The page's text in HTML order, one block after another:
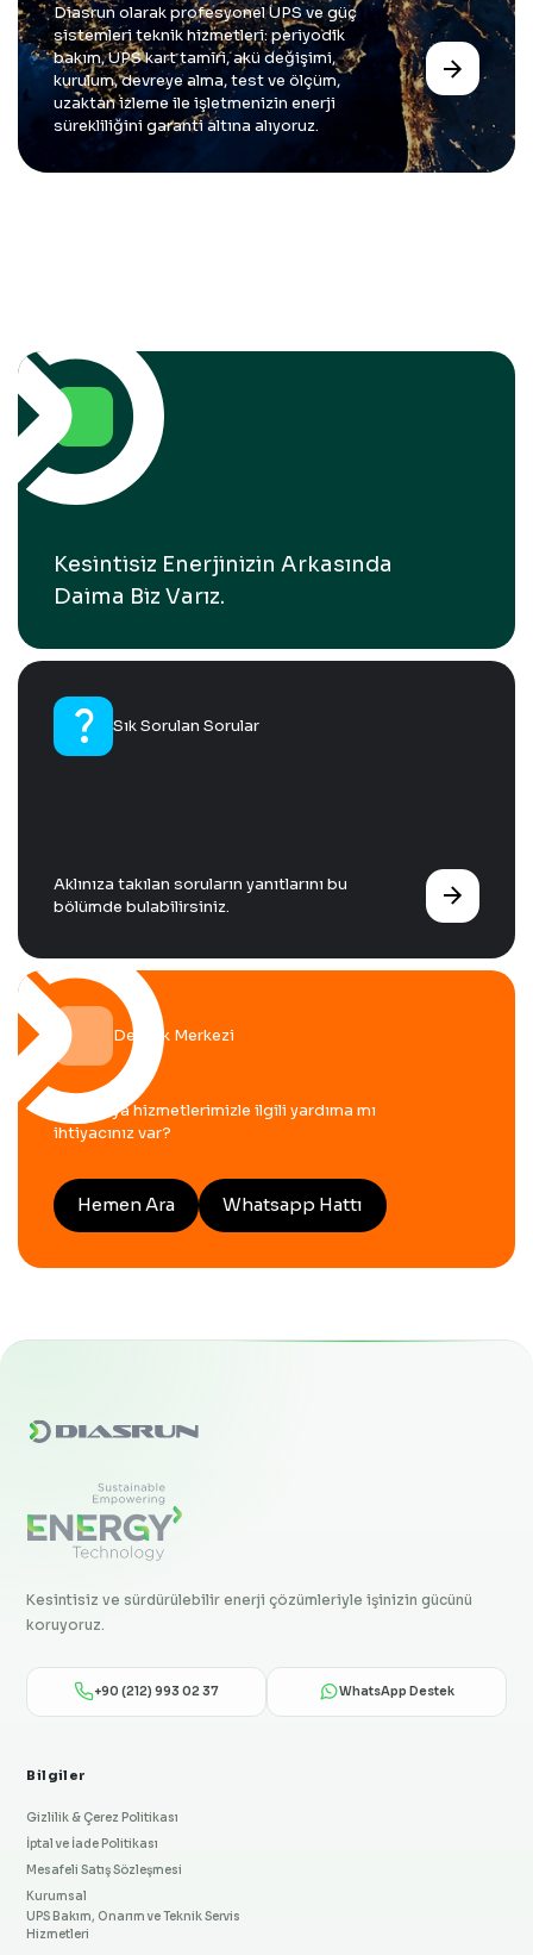
Diasrun olarak profesyonel UPS ve güç
sistemleri teknik hizmetleri: periyodik
bakım, UPS kart tamiri, akü değişimi,
kurulum, devreye alma, test ve ölçüm,
uzaktan izleme ile işletmenizin enerji
sürekliliğini garanti altına alıyoruz.
Kesintisiz Enerjinizin Arkasında
Daima Biz Varız.
question_mark Sık Sorulan Sorular
Aklınıza takılan soruların yanıtlarını bu
bölümde bulabilirsiniz.
Destek Merkezi
Ürün veya hizmetlerimizle ilgili yardıma mı
ihtiyacınız var?
Hemen Ara Whatsapp Hattı
Kesintisiz ve sürdürülebilir enerji çözümleriyle işinizin gücünü
koruyoruz.
+90 (212) 993 02 37 WhatsApp Destek
Bilgiler
Gizlilik & Çerez Politikası
İptal ve İade Politikası
Mesafeli Satış Sözleşmesi
Kurumsal
UPS Bakım, Onarım ve Teknik Servis
Hizmetleri